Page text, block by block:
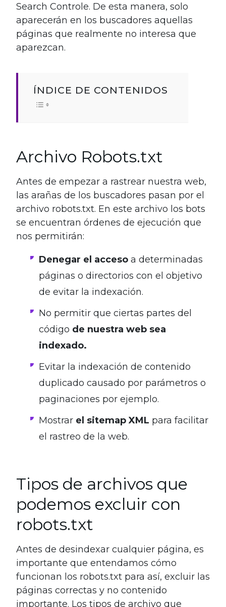
Search Controle. De esta manera, solo
aparecerán en los buscadores aquellas
páginas que realmente no interesa que
aparezcan.
ÍNDICE DE CONTENIDOS
Archivo Robots.txt
Antes de empezar a rastrear nuestra web,
las arañas de los buscadores pasan por el
archivo robots.txt. En este archivo los bots
se encuentran órdenes de ejecución que
nos permitirán:
Denegar el acceso a determinadas
páginas o directorios con el objetivo
de evitar la indexación.
No permitir que ciertas partes del
código de nuestra web sea
indexado.
Evitar la indexación de contenido
duplicado causado por parámetros o
paginaciones por ejemplo.
Mostrar el sitemap XML para facilitar
el rastreo de la web.
Tipos de archivos que
podemos excluir con
robots.txt
Antes de desindexar cualquier página, es
importante que entendamos cómo
funcionan los robots.txt para así, excluir las
páginas correctas y no contenido
importante. Los tipos de archivo que